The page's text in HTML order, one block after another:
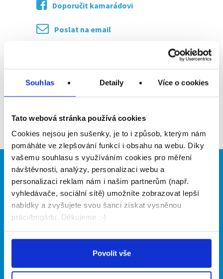
Souhlas Detaily Více o cookies
Tato webová stránka používá cookies
Cookies nejsou jen sušenky, je to i způsob, kterým nám
pomáháte ve zlepšování funkcí i obsahu na webu. Díky
vašemu souhlasu s využíváním cookies pro měření
návštěvnosti, analýzy, personalizaci webu a
personalizaci reklam nám i našim partnerům (např.
vyhledávače, sociální sítě) umožníte zobrazovat lepší
nabídky a zvyšujete svou šanci získat vysněnou
práci/brigádu. Děkujeme :-)
Povolit vše
Doporučit kamarádovi
Poslat na email
Zpět
Brigádníci
Články
Hledané brigády
Firmy
Vložit inzerát
Ceník
Kontakt
Naše další projekty
Mobilní aplikace